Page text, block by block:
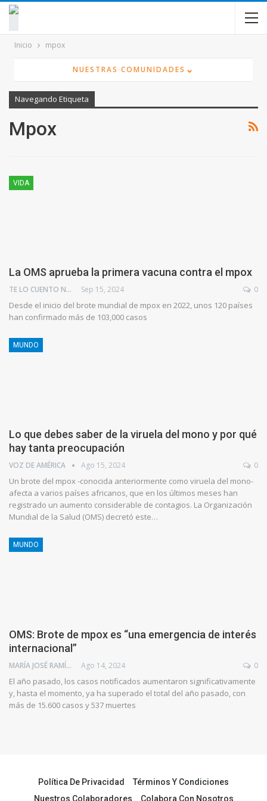
contenido
Inicio mpox
NUESTRAS COMUNIDADES ⌄
Navegando Etiqueta
Mpox
VIDA
La OMS aprueba la primera vacuna contra el mpox
TE LO CUENTO NEWS Sep 15, 2024 0
Desde el inicio del brote mundial de mpox en 2022, unos 120 países
han confirmado más de 103,000 casos
MUNDO
Lo que debes saber de la viruela del mono y por qué
hay tanta preocupación
VOZ DE AMÉRICA Ago 15, 2024 0
Un brote del mpox -conocida anteriormente como viruela del mono-
afecta a varios países africanos, que en los últimos meses han
registrado un aumento considerable de contagios. La Organización
Mundial de la Salud (OMS) decretó este…
MUNDO
OMS: Brote de mpox es “una emergencia de interés
internacional”
MARÍA JOSÉ RAMÍREZ BRAIZ Ago 14, 2024 0
El año pasado, los casos notificados aumentaron significativamente
y, hasta el momento, ya ha superado el total del año pasado, con
más de 15.600 casos y 537 muertes
Política De Privacidad
Términos Y Condiciones
Nuestros Colaboradores
Colabora Con Nosotros